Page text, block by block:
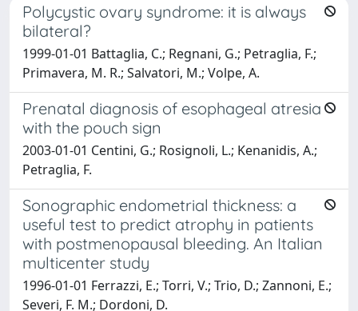
Polycystic ovary syndrome: it is always
bilateral?
1999-01-01 Battaglia, C.; Regnani, G.; Petraglia, F.;
Primavera, M. R.; Salvatori, M.; Volpe, A.
Prenatal diagnosis of esophageal atresia
with the pouch sign
2003-01-01 Centini, G.; Rosignoli, L.; Kenanidis, A.;
Petraglia, F.
Sonographic endometrial thickness: a
useful test to predict atrophy in patients
with postmenopausal bleeding. An Italian
multicenter study
1996-01-01 Ferrazzi, E.; Torri, V.; Trio, D.; Zannoni, E.;
Severi, F. M.; Dordoni, D.